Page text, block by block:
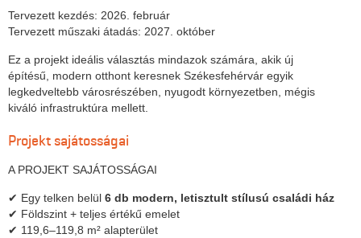
Tervezett kezdés: 2026. február
Tervezett műszaki átadás: 2027. október
Ez a projekt ideális választás mindazok számára, akik új
építésű, modern otthont keresnek Székesfehérvár egyik
legkedveltebb városrészében, nyugodt környezetben, mégis
kiváló infrastruktúra mellett.
Projekt sajátosságai
A PROJEKT SAJÁTOSSÁGAI
✔ Egy telken belül 6 db modern, letisztult stílusú családi ház
✔ Földszint + teljes értékű emelet
✔ 119,6–119,8 m² alapterület